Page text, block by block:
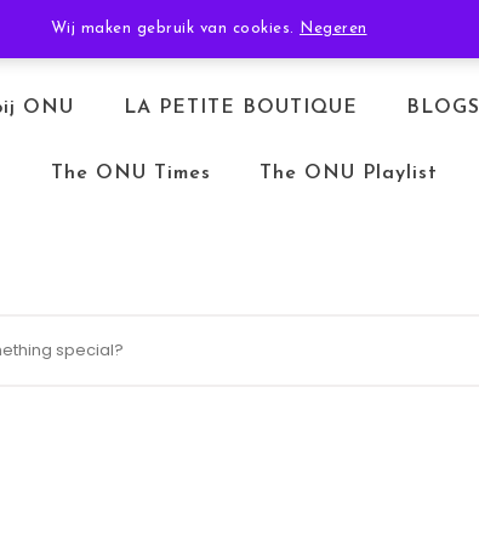
Wij maken gebruik van cookies. Negeren
& RETOURNEREN ALGEMENE VOORWAARDEN
ONU LA PETITE BOUTIQUE BLOGS
The ONU Times The ONU Playlist